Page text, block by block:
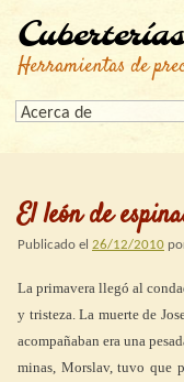
Herramientas de
El león de
Publicado el 26/12/2010
La primavera llegó al
y tristeza. La muerte de
acompañaban era una
minas, Morslav, tuvo que